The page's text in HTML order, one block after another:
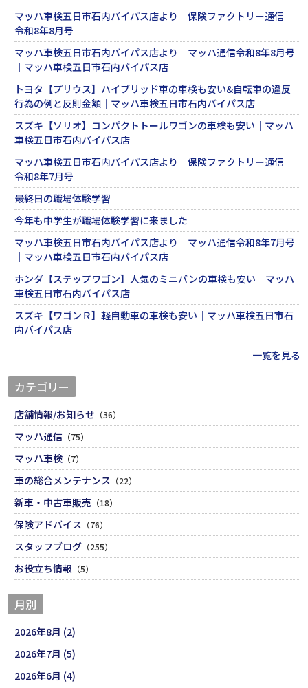
マッハ車検五日市石内バイパス店より 保険ファクトリー通信
令和8年8月号
マッハ車検五日市石内バイパス店より マッハ通信令和8年8月号
｜マッハ車検五日市石内バイパス店
トヨタ【プリウス】ハイブリッド車の車検も安い&自転車の違反
行為の例と反則金額｜マッハ車検五日市石内バイパス店
スズキ【ソリオ】コンパクトトールワゴンの車検も安い｜マッハ
車検五日市石内バイパス店
マッハ車検五日市石内バイパス店より 保険ファクトリー通信
令和8年7月号
最終日の職場体験学習
今年も中学生が職場体験学習に来ました
マッハ車検五日市石内バイパス店より マッハ通信令和8年7月号
｜マッハ車検五日市石内バイパス店
ホンダ【ステップワゴン】人気のミニバンの車検も安い｜マッハ
車検五日市石内バイパス店
スズキ【ワゴンＲ】軽自動車の車検も安い｜マッハ車検五日市石
内バイパス店
一覧を見る
カテゴリー
店舗情報/お知らせ （36）
マッハ通信 （75）
マッハ車検 （7）
車の総合メンテナンス （22）
新車・中古車販売 （18）
保険アドバイス （76）
スタッフブログ （255）
お役立ち情報 （5）
月別
2026年8月 (2)
2026年7月 (5)
2026年6月 (4)